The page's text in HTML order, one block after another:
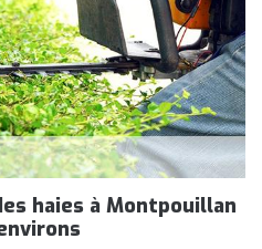
haies à Montpouillan